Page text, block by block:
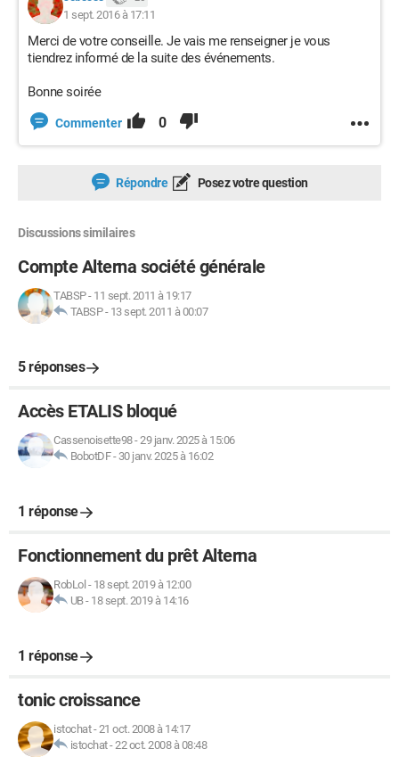
1 sept. 2016 à 17:11
Merci de votre conseille. Je vais me renseigner je vous
tiendrez informé de la suite des événements.
Bonne soirée
Commenter 0
Répondre Posez votre question
Discussions similaires
Compte Alterna société générale
TABSP- 11 sept. 2011 à 19:17
TABSP- 13 sept. 2011 à 00:07
5 réponses
Accès ETALIS bloqué
Cassenoisette98-29 janv. 2025 à 15:06
BobotDF- 30 janv. 2025 à 16:02
1 réponse
Fonctionnement du prêt Alterna
RobLol - 18 sept. 2019 à 12:00
UB- 18 sept. 2019 à 14:16
1 réponse
tonic croissance
istochat-21 oct. 2008 à 14:17
istochat-22 oct. 2008 à 08:48